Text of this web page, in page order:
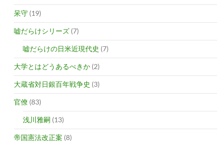
呆守 (19)
嘘だらけシリーズ (7)
嘘だらけの日米近現代史 (7)
大学とはどうあるべきか (2)
大蔵省対日銀百年戦争史 (3)
官僚 (83)
浅川雅嗣 (13)
帝国憲法改正案 (8)